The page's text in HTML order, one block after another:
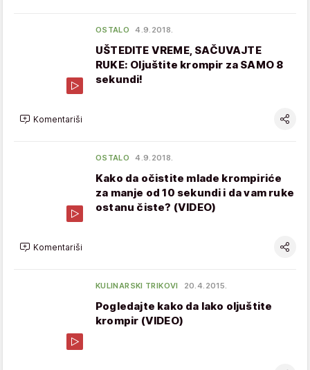
OSTALO 4.9.2018.
UŠTEDITE VREME, SAČUVAJTE
RUKE: Oljuštite krompir za SAMO 8
sekundi!
Komentariši
OSTALO 4.9.2018.
Kako da očistite mlade krompiriće
za manje od 10 sekundi i da vam ruke
ostanu čiste? (VIDEO)
Komentariši
KULINARSKI TRIKOVI 20.4.2015.
Pogledajte kako da lako oljuštite
krompir (VIDEO)